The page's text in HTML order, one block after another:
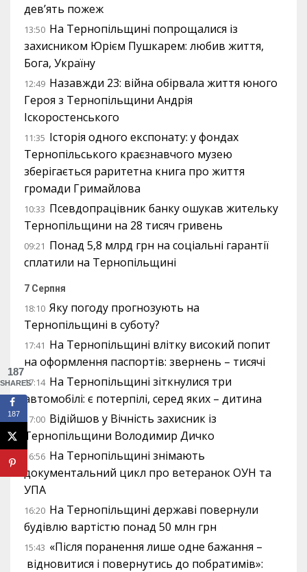
дев’ять пожеж
13:50 На Тернопільщині попрощалися із
захисником Юрієм Пушкарем: любив життя,
Бога, Україну
12:49 Назавжди 23: війна обірвала життя юного
Героя з Тернопільщини Андрія
Іскоростенського
11:35 Історія одного експонату: у фондах
Тернопільського краєзнавчого музею
зберігається раритетна книга про життя
громади Гримайлова
10:33 Псевдопрацівник банку ошукав жительку
Тернопільщини на 28 тисяч гривень
09:21 Понад 5,8 млрд грн на соціальні гарантії
сплатили на Тернопільщині
7 Серпня
18:10 Яку погоду прогнозують на
Тернопільщині в суботу?
17:41 На Тернопільщині влітку високий попит
на оформлення паспортів: звернень – тисячі
17:14 На Тернопільщині зіткнулися три
автомобілі: є потерпілі, серед яких – дитина
17:00 Відійшов у Вічність захисник із
Тернопільщини Володимир Дичко
16:56 На Тернопільщині знімають
документальний цикл про ветеранок ОУН та
УПА
16:20 На Тернопільщині державі повернули
будівлю вартістю понад 50 млн грн
15:43 «Після поранення лише одне бажання –
відновитися і повернутись до побратимів»:
187
SHARES
187